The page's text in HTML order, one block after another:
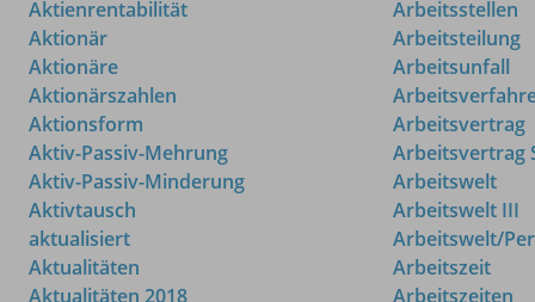
Aktienrentabilität
Aktionär
Aktionäre
Aktionärszahlen
Aktionsform
Aktiv-Passiv-Mehrung
Aktiv-Passiv-Minderung
Aktivtausch
aktualisiert
Aktualitäten
Aktualitäten 2018
Arbeitsstellen
Arbeitsteilung
Arbeitsunfall
Arbeitsvertrag
Arbeitsvertrag
Arbeitswelt
Arbeitswelt III
Arbeitswelt/
Arbeitszeit
Arbeitszeiten